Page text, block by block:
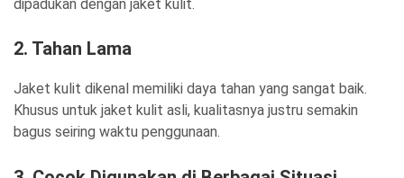
dipadukan dengan jaket kulit.
2. Tahan Lama
Jaket kulit dikenal memiliki daya tahan yang sangat baik.
Khusus untuk jaket kulit asli, kualitasnya justru semakin
bagus seiring waktu penggunaan.